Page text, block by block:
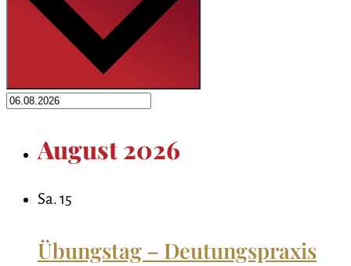
August 2026
Sa.15
Übungstag – Deutungspraxis